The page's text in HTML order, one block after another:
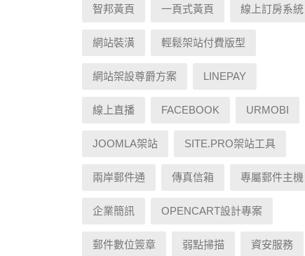
智邦黃頁 一頁式黃頁 線上訂房系統
網站裝潢 輕鬆架站付費版型
網站架設尊爵方案 LINEPAY
線上直播 FACEBOOK URMOBI
JOOMLA架站 SITE.PRO架站工具
兩岸郵件通 傳真信箱 專屬郵件主機
企業簡訊 OPENCART設計專案
郵件數位簽章 弱點掃描 資安服務